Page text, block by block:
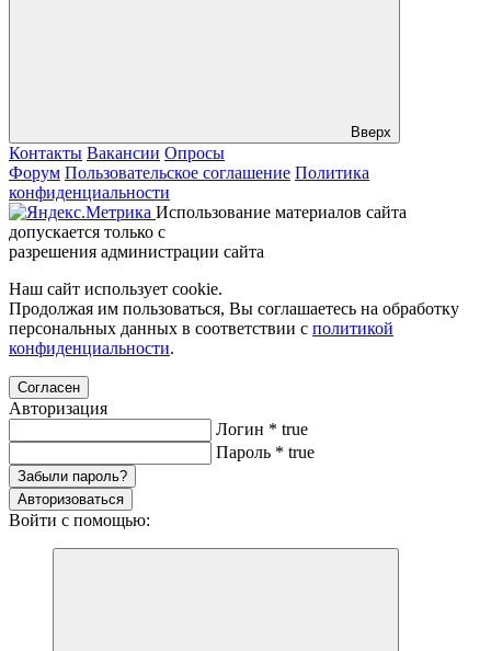
Вверх
Контакты Вакансии Опросы
Форум Пользовательское соглашение Политика
конфиденциальности
Использование материалов сайта
допускается только с
разрешения администрации сайта
Наш сайт использует cookie.
Продолжая им пользоваться, Вы соглашаетесь на обработку
персональных данных в соответствии с политикой
конфиденциальности.
Согласен
Авторизация
Логин * true
Пароль * true
Забыли пароль?
Авторизоваться
Войти с помощью: